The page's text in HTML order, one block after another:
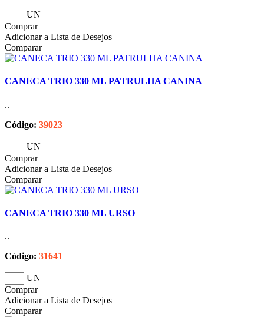
UN
Comprar
Adicionar a Lista de Desejos
Comparar
CANECA TRIO 330 ML PATRULHA CANINA
..
Código: 39023
UN
Comprar
Adicionar a Lista de Desejos
Comparar
CANECA TRIO 330 ML URSO
..
Código: 31641
UN
Comprar
Adicionar a Lista de Desejos
Comparar